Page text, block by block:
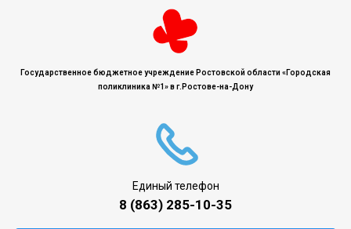
Государственное бюджетное учреждение Ростовской области «Городская
поликлиника №1» в г.Ростове-на-Дону
Единый телефон
8 (863) 285-10-35